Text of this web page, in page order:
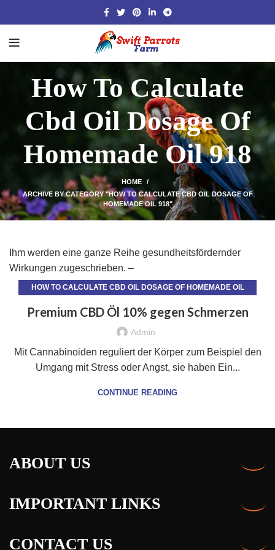
How To Calculate
Cbd Oil Dosage Of
Homemade Oil 918
HOME
ARCHIVE BY CATEGORY "HOW TO CALCULATE CBD OIL DOSAGE OF
HOMEMADE OIL 918"
Ihm werden eine ganze Reihe gesundheitsfördernder
Wirkungen zugeschrieben. –
HOW TO CALCULATE CBD OIL DOSAGE OF HOMEMADE OIL
Premium CBD Öl 10% gegen Schmerzen
Admin
Mit Cannabinoiden reguliert der Körper zum Beispiel den
Umgang mit Stress oder Angst, sie haben Ein...
CONTINUE READING
ABOUT US
IMPORTANT LINKS
CONTACT US